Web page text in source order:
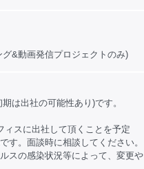
&動画発信プロジェクトのみ)
は出社の可能性あり)です。
ィスに出社して頂くことを予定
す。面談時に相談してください。
スの感染状況等によって、変更や